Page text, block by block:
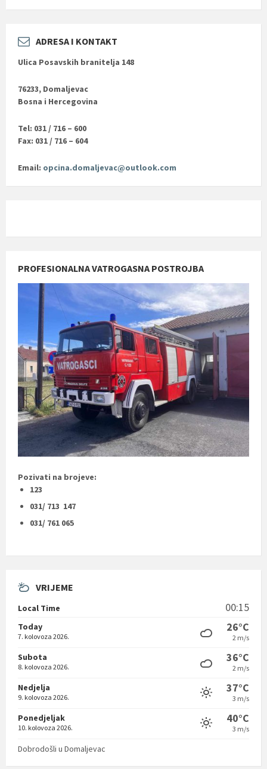
ADRESA I KONTAKT
Ulica Posavskih branitelja 148
76233, Domaljevac
Bosna i Hercegovina
Tel: 031 / 716 – 600
Fax: 031 / 716 – 604
Email: opcina.domaljevac@outlook.com
PROFESIONALNA VATROGASNA POSTROJBA
Pozivati na brojeve:
123
031/ 713 147
031/ 761 065
VRIJEME
Local Time 00:15
Today
7. kolovoza 2026.
26°C
2 m/s
Subota
8. kolovoza 2026.
36°C
2 m/s
Nedjelja
9. kolovoza 2026.
37°C
3 m/s
Ponedjeljak
10. kolovoza 2026.
40°C
3 m/s
Dobrodošli u Domaljevac